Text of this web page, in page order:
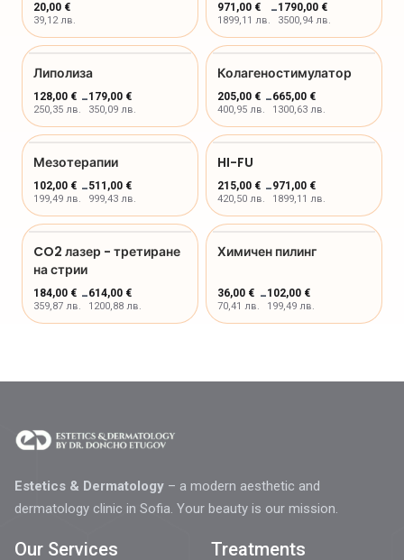
20,00 €
39,12 лв.
971,00 €
1899,11 лв.
-1790,00 €
3500,94 лв.
Липолиза
128,00 €
250,35 лв.
-179,00 €
350,09 лв.
Колагеностимулатор
205,00 €
400,95 лв.
-665,00 €
1300,63 лв.
Мезотерапии
102,00 €
199,49 лв.
-511,00 €
999,43 лв.
HI-FU
215,00 €
420,50 лв.
-971,00 €
1899,11 лв.
CO2 лазер - третиране
на стрии
184,00 €
359,87 лв.
-614,00 €
1200,88 лв.
Химичен пилинг
36,00 €
70,41 лв.
-102,00 €
199,49 лв.
Estetics & Dermatology – a modern aesthetic and
dermatology clinic in Sofia. Your beauty is our mission.
Our Services Treatments